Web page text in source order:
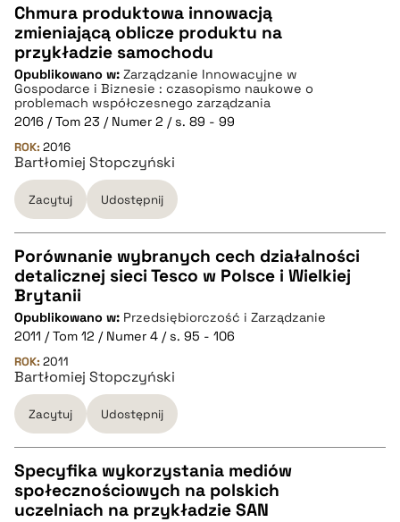
pobierz cytat
CZYSTY TEKST
pobierz cytat
BIBTEX
pobierz cytat
Chmura produktowa innowacją
zmieniającą oblicze produktu na
przykładzie samochodu
Opublikowano w: Zarządzanie Innowacyjne w
Gospodarce i Biznesie : czasopismo naukowe o
problemach współczesnego zarządzania
2016 / Tom 23 / Numer 2 / s. 89 - 99
ROK: 2016
Bartłomiej Stopczyński
Zacytuj Udostępnij
CZYSTY TEKST
pobierz cytat
BIBTEX
pobierz cytat
Porównanie wybranych cech działalności
detalicznej sieci Tesco w Polsce i Wielkiej
Brytanii
Opublikowano w: Przedsiębiorczość i Zarządzanie
2011 / Tom 12 / Numer 4 / s. 95 - 106
ROK: 2011
Bartłomiej Stopczyński
Zacytuj Udostępnij
CZYSTY TEKST
Specyfika wykorzystania mediów
społecznościowych na polskich
uczelniach na przykładzie SAN